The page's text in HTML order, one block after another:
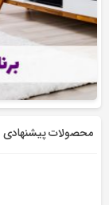
محصولات پیشنهادی